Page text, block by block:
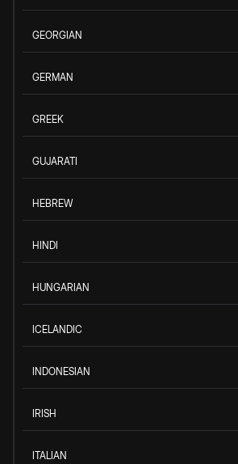
GEORGIAN
GERMAN
GREEK
GUJARATI
HEBREW
HINDI
HUNGARIAN
ICELANDIC
INDONESIAN
IRISH
ITALIAN